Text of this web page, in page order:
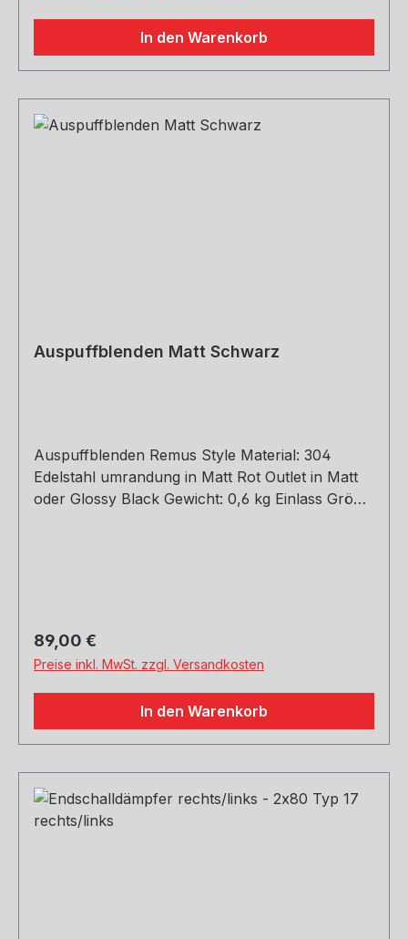
In den Warenkorb
Auspuffblenden Matt Schwarz
Auspuffblenden Remus Style Material: 304
Edelstahl umrandung in Matt Rot Outlet in Matt
oder Glossy Black Gewicht: 0,6 kg Einlass Größe:
Regulärer Preis:
89,00 €
Preise inkl. MwSt. zzgl. Versandkosten
In den Warenkorb